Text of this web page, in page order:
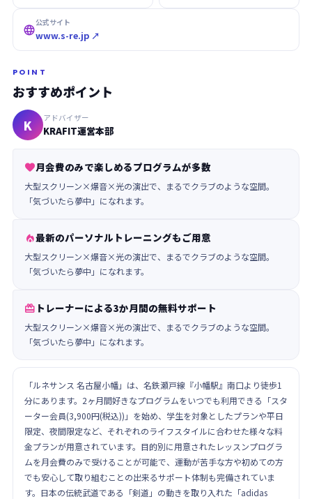
公式サイト
www.s-re.jp ↗
POINT
おすすめポイント
K アドバイザー
KRAFIT運営本部
月会費のみで楽しめるプログラムが多数
大型スクリーン×爆音×光の演出で、まるでクラブのような空間。
「気づいたら夢中」になれます。
最新のパーソナルトレーニングもご用意
大型スクリーン×爆音×光の演出で、まるでクラブのような空間。
「気づいたら夢中」になれます。
 トレーナーによる3か月間の無料サポート
大型スクリーン×爆音×光の演出で、まるでクラブのような空間。
「気づいたら夢中」になれます。
「ルネサンス 名古屋小幡」は、名鉄瀬戸線『小幡駅』南口より徒歩1
分にあります。2ヶ月間好きなプログラムをいつでも利用できる「スタ
ーター会員(3,900円(税込))」を始め、学生を対象としたプランや平日
限定、夜間限定など、それぞれのライフスタイルに合わせた様々な料
金プランが用意されています。目的別に用意されたレッスンプログラ
ムを月会費のみで受けることが可能で、運動が苦手な方や初めての方
でも安心して取り組むことの出来るサポート体制も完備されていま
す。日本の伝統武道である「剣道」の動きを取り入れた「adidas